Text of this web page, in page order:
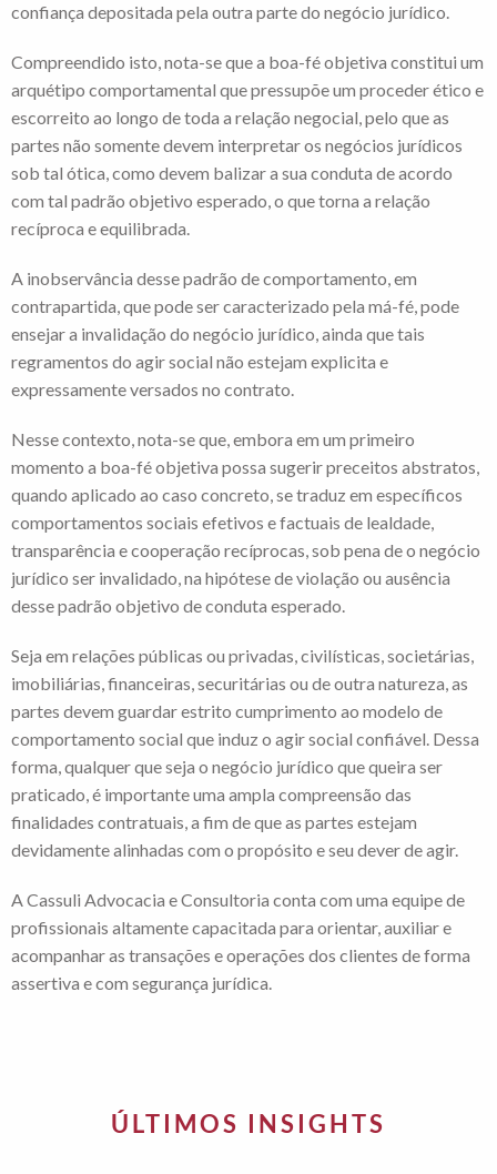
confiança depositada pela outra parte do negócio jurídico.
Compreendido isto, nota-se que a boa-fé objetiva constitui um
arquétipo comportamental que pressupõe um proceder ético e
escorreito ao longo de toda a relação negocial, pelo que as
partes não somente devem interpretar os negócios jurídicos
sob tal ótica, como devem balizar a sua conduta de acordo
com tal padrão objetivo esperado, o que torna a relação
recíproca e equilibrada.
A inobservância desse padrão de comportamento, em
contrapartida, que pode ser caracterizado pela má-fé, pode
ensejar a invalidação do negócio jurídico, ainda que tais
regramentos do agir social não estejam explicita e
expressamente versados no contrato.
Nesse contexto, nota-se que, embora em um primeiro
momento a boa-fé objetiva possa sugerir preceitos abstratos,
quando aplicado ao caso concreto, se traduz em específicos
comportamentos sociais efetivos e factuais de lealdade,
transparência e cooperação recíprocas, sob pena de o negócio
jurídico ser invalidado, na hipótese de violação ou ausência
desse padrão objetivo de conduta esperado.
Seja em relações públicas ou privadas, civilísticas, societárias,
imobiliárias, financeiras, securitárias ou de outra natureza, as
partes devem guardar estrito cumprimento ao modelo de
comportamento social que induz o agir social confiável. Dessa
forma, qualquer que seja o negócio jurídico que queira ser
praticado, é importante uma ampla compreensão das
finalidades contratuais, a fim de que as partes estejam
devidamente alinhadas com o propósito e seu dever de agir.
A Cassuli Advocacia e Consultoria conta com uma equipe de
profissionais altamente capacitada para orientar, auxiliar e
acompanhar as transações e operações dos clientes de forma
assertiva e com segurança jurídica.
ÚLTIMOS INSIGHTS